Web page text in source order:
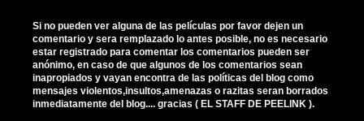
Si no pueden ver alguna de las películas por favor dejen un
comentario y sera remplazado lo antes posible, no es necesario
estar registrado para comentar los comentarios pueden ser
anónimo, en caso de que algunos de los comentarios sean
inapropiados y vayan encontra de las políticas del blog como
mensajes violentos,insultos,amenazas o razitas seran borrados
inmediatamente del blog.... gracias ( EL STAFF DE PEELINK ).